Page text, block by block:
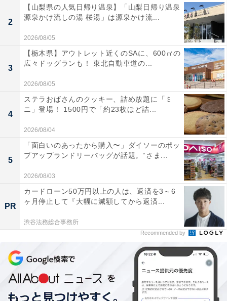
2
【山梨県の人気日帰り温泉】「山梨日帰り温泉
源泉かけ流しの湯 桜湯」は源泉かけ流...
2026/08/05
3
【栃木県】アウトレット近くのSAに、600㎡の
広々ドッグランも！ 東北自動車道の...
2026/08/05
4
ステラおばさんのクッキー、詰め放題に「ミ
ニ」登場！ 1500円で「約23枚ほど詰...
2026/08/04
5
「面白いのあったから購入〜」ダイソーのポッ
プアップランドリーバッグが話題。“さま...
2026/08/03
PR
カードローン50万円以上の人は、返済を3～6
ヶ月停止して『大幅に減額してから返済...
渋谷法務総合事務所
Recommended by